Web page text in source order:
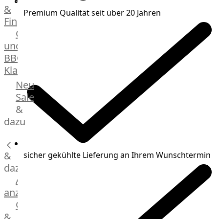
Manufaktur
Bratwurstsets
Toppings
Hackfleisch
Aufschnitt
Schinken
&
Fingerfood
Grill-
und
BBQ-
Klassiker
Beilagen
Brot
Brötchen
Burger
Buns
&
Hot
Dog
Brötchen
Desserts
Neu
Sale
&
dazu
&
dazu
Alle
anzeigen
Gewürze
Premium Qualität seit über 20 Jahren
sicher gekühlte Lieferung an Ihrem Wunschtermin